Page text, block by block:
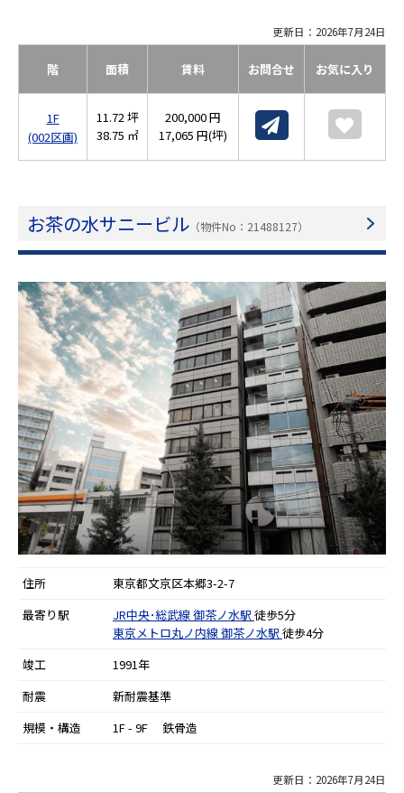
更新日：2026年7月24日
階 面積 賃料 お問合せ お気に入り
1F
(002区画)
11.72 坪
38.75 ㎡
200,000 円
17,065 円(坪)
お茶の水サニービル （物件No：21488127）
住所
東京都文京区本郷3-2-7
最寄り駅
JR中央･総武線御茶ノ水駅 徒歩5分
東京メトロ丸ノ内線御茶ノ水駅 徒歩4分
竣工
1991年
耐震
新耐震基準
規模・構造
1F - 9F 鉄骨造
更新日：2026年7月24日